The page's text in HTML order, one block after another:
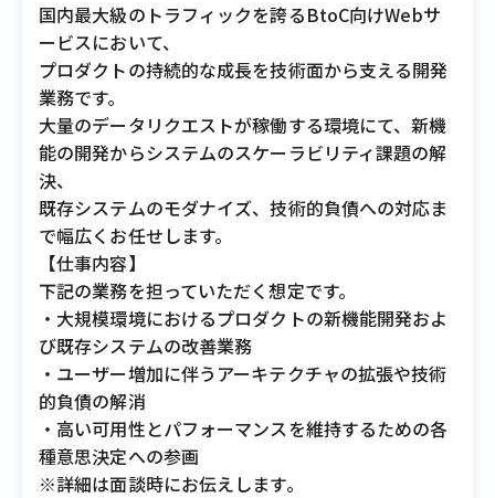
国内最大級のトラフィックを誇るBtoC向けWebサ
ービスにおいて、
プロダクトの持続的な成長を技術面から支える開発
業務です。
大量のデータリクエストが稼働する環境にて、新機
能の開発からシステムのスケーラビリティ課題の解
決、
既存システムのモダナイズ、技術的負債への対応ま
で幅広くお任せします。
【仕事内容】
下記の業務を担っていただく想定です。
・大規模環境におけるプロダクトの新機能開発およ
び既存システムの改善業務
・ユーザー増加に伴うアーキテクチャの拡張や技術
的負債の解消
・高い可用性とパフォーマンスを維持するための各
種意思決定への参画
※詳細は面談時にお伝えします。